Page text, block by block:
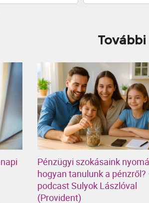
Pénzügyi szokásaink
hogyan tanulunk a pénzről?
podcast Sulyok Lászlóval
(Provident)